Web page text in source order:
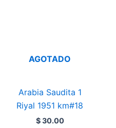
AGOTADO
Arabia Saudita 1
Riyal 1951 km#18
$30.00